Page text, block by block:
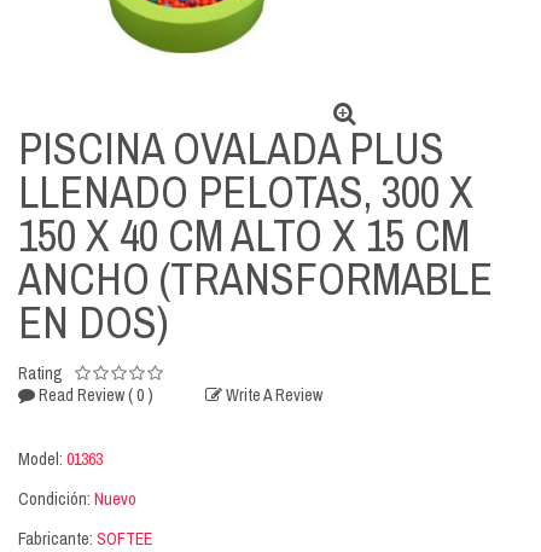
PISCINA OVALADA PLUS
LLENADO PELOTAS, 300 X
150 X 40 CM ALTO X 15 CM
ANCHO (TRANSFORMABLE
EN DOS)
Rating
Read Review( 0 ) Write A Review
Model: 01363
Condición: Nuevo
Fabricante: SOFTEE